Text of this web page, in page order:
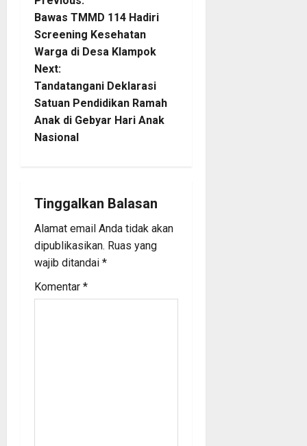
P
o
s
t
n
a
i
g
a
t
Bawas TMMD 114 Hadiri
Screening Kesehatan
Warga di Desa Klampok
Next:
Tandatangani Deklarasi
Satuan Pendidikan Ramah
Anak di Gebyar Hari Anak
Nasional
Tinggalkan Balasan
Alamat email Anda tidak akan
dipublikasikan. Ruas yang
wajib ditandai *
Komentar *